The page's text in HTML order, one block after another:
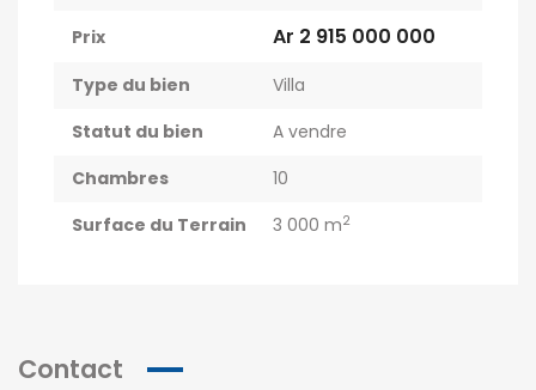
Prix Ar 2 915 000 000
Type du bien
Villa
Statut du bien
A vendre
Chambres
10
Surface du Terrain
3 000 m2
Contact